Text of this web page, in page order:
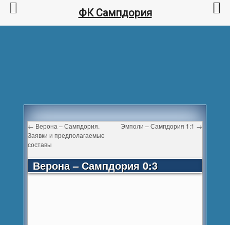
← Верона – Сампдория.
Заявки и предполагаемые
составы
Эмполи – Сампдория 1:1 →
Верона – Сампдория 0:3
ФК Сампдория